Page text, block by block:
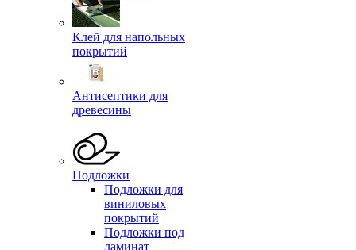
Клей для напольных
покрытий
Антисептики для
древесины
Подложки
Подложки для
виниловых
покрытий
Подложки под
ламинат